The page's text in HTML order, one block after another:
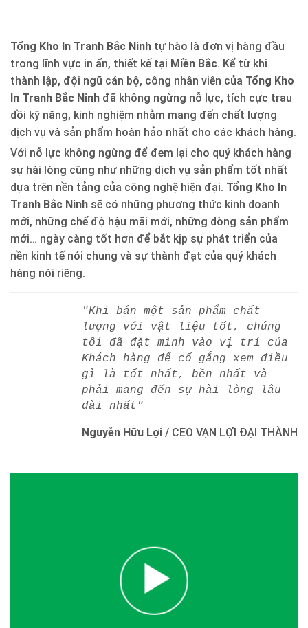
Tổng Kho In Tranh Bắc Ninh tự hào là đơn vị hàng đầu
trong lĩnh vực in ấn, thiết kế tại Miền Bắc. Kể từ khi
thành lập, đội ngũ cán bộ, công nhân viên của Tổng Kho
In Tranh Bắc Ninh đã không ngừng nỗ lực, tích cực trau
dồi kỹ năng, kinh nghiệm nhằm mang đến chất lượng
dịch vụ và sản phẩm hoàn hảo nhất cho các khách hàng.
Với nỗ lực không ngừng để đem lại cho quý khách hàng
sự hài lòng cũng như những dịch vụ sản phẩm tốt nhất
dựa trên nền tảng của công nghệ hiện đại. Tổng Kho In
Tranh Bắc Ninh sẽ có những phương thức kinh doanh
mới, những chế độ hậu mãi mới, những dòng sản phẩm
mới… ngày càng tốt hơn để bắt kịp sự phát triển của
nền kinh tế nói chung và sự thành đạt của quý khách
hàng nói riêng.
"Khi bán một sản phẩm chất
lượng với vật liệu tốt, chúng
tôi đã đặt mình vào vị trí của
Khách hàng để cố gắng xem điều
gì là tốt nhất, bền nhất và
phải mang đến sự hài lòng lâu
dài nhất"
Nguyễn Hữu Lợi / CEO VẠN LỢI ĐẠI THÀNH